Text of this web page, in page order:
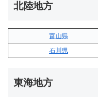
北陸地方
富山県
石川県
東海地方